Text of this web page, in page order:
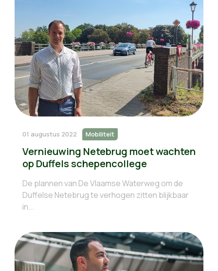
01 augustus 2022 Mobiliteit
Vernieuwing Netebrug moet wachten
op Duffels schepencollege
De plannen van De Vlaamse Waterweg om de
Duffelse Netebrug te verhogen zitten blijkbaar
in...